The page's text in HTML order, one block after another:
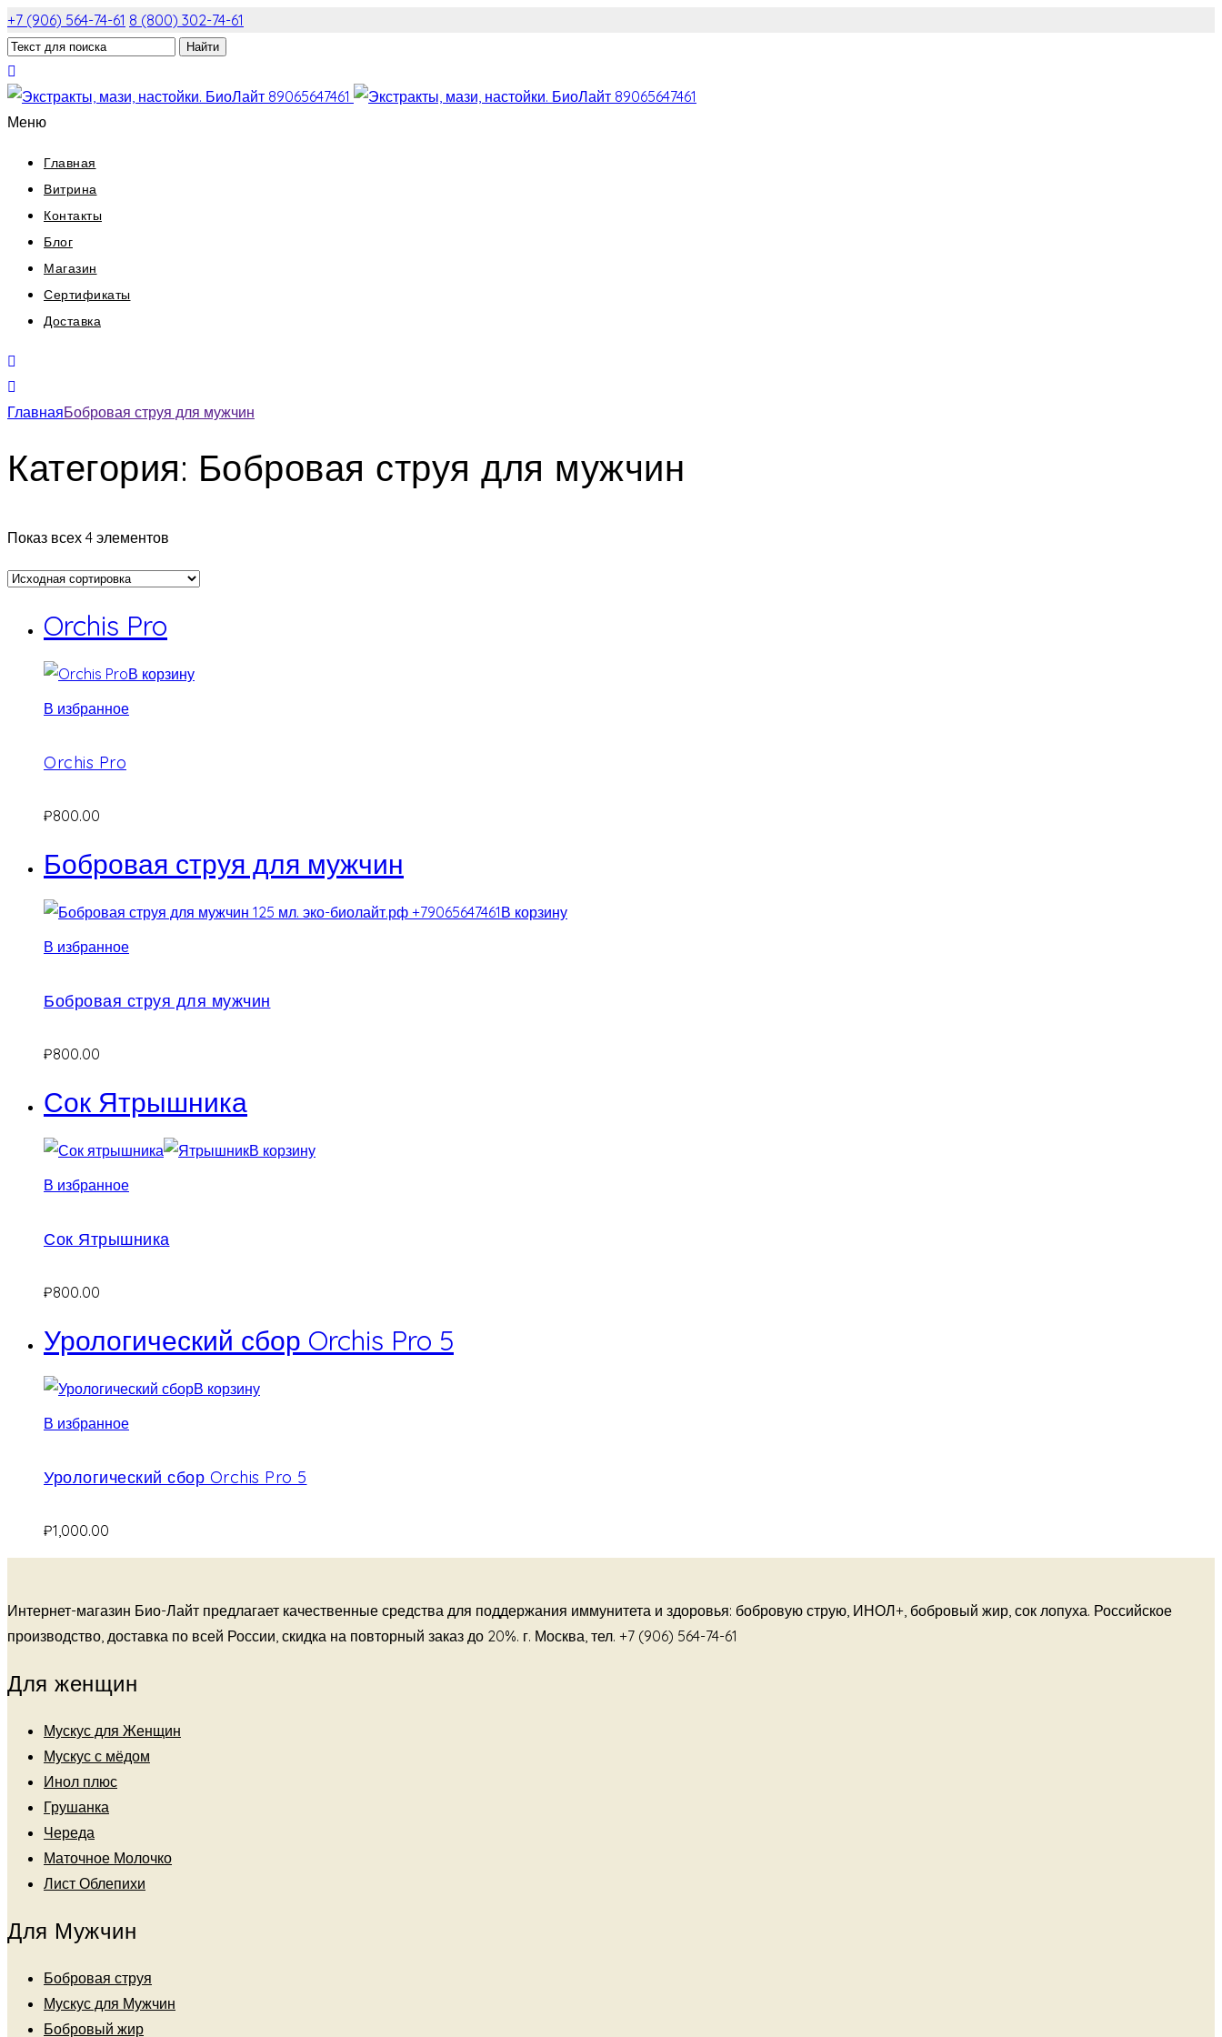
+7 (906) 564-74-61 8 (800) 302-74-61
Меню
Главная
Витрина
Контакты
Блог
Магазин
Сертификаты
Доставка
ГлавнаяБобровая струя для мужчин
Категория: Бобровая струя для мужчин
Показ всех 4 элементов
Orchis Pro
В корзину
В избранное
Orchis Pro
₽800.00
Бобровая струя для мужчин
В корзину
В избранное
Бобровая струя для мужчин
₽800.00
Сок Ятрышника
В корзину
В избранное
Сок Ятрышника
₽800.00
Урологический сбор Orchis Pro 5
В корзину
В избранное
Урологический сбор Orchis Pro 5
₽1,000.00
Интернет-магазин Био-Лайт предлагает качественные средства для поддержания иммунитета и здоровья: бобровую струю, ИНОЛ+, бобровый жир, сок лопуха. Российское
производство, доставка по всей России, скидка на повторный заказ до 20%. г. Москва, тел. +7 (906) 564-74-61
Для женщин
Мускус для Женщин
Мускус с мёдом
Инол плюс
Грушанка
Череда
Маточное Молочко
Лист Облепихи
Для Мужчин
Бобровая струя
Мускус для Мужчин
Бобровый жир